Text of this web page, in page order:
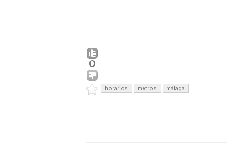
0
horarios metros málaga